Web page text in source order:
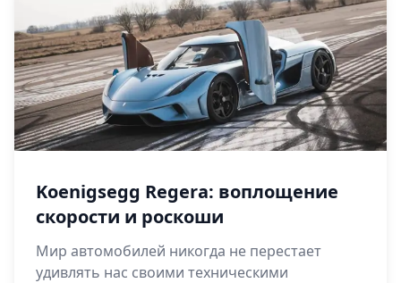
Koenigsegg Regera: воплощение
скорости и роскоши
Мир автомобилей никогда не перестает
удивлять нас своими техническими